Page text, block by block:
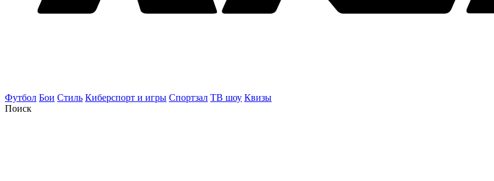
Футбол Бои Стиль Киберспорт и игры Спортзал ТВ шоу Квизы
Поиск